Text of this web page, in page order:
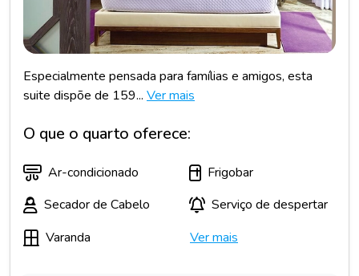
Especialmente pensada para famílias e amigos, esta
suite dispõe de 159... Ver mais
O que o quarto oferece:
Ar-condicionado
Frigobar
Secador de Cabelo
Serviço de despertar
Varanda
Ver mais